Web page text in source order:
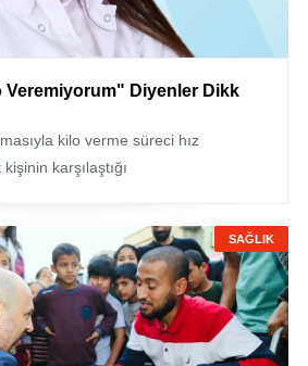
Veremiyorum" Diyenler Dikk
kilo verme süreci hız
karşılaştığı
SAĞLIK